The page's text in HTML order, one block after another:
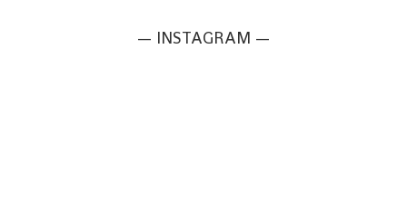
— INSTAGRAM —